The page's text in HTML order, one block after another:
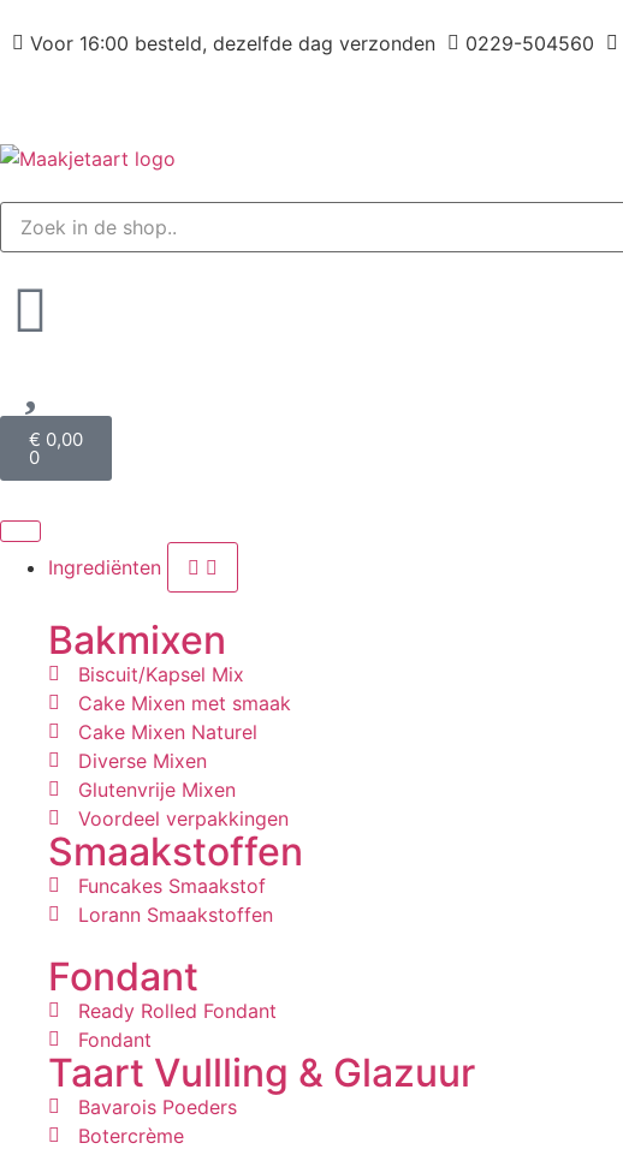
Voor 16:00 besteld, dezelfde dag verzonden 0229-504560
€ 0,00
0
Ingrediënten
Bakmixen
Biscuit/Kapsel Mix
Cake Mixen met smaak
Cake Mixen Naturel
Diverse Mixen
Glutenvrije Mixen
Voordeel verpakkingen
Smaakstoffen
Funcakes Smaakstof
Lorann Smaakstoffen
Fondant
Ready Rolled Fondant
Fondant
Taart Vullling & Glazuur
Bavarois Poeders
Botercrème